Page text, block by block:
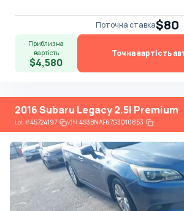
Поточна ставка$80
Приблизна
вартість
$4,580
Точна вартість
2016 Subaru Legacy 2.5I Premium
Lot#45724197 VIN:4S3BNAF67G3010853